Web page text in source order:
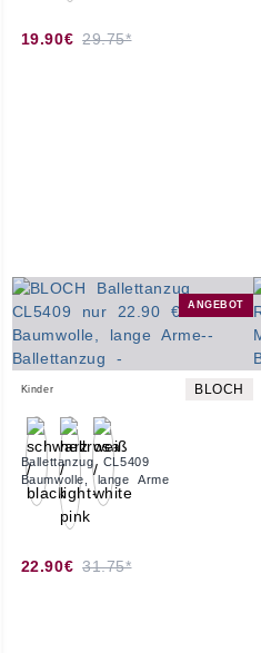
19.90€ 29.75*
ANGEBOT
Kinder BLOCH
Ballettanzug CL5409
Baumwolle, lange Arme
22.90€ 31.75*